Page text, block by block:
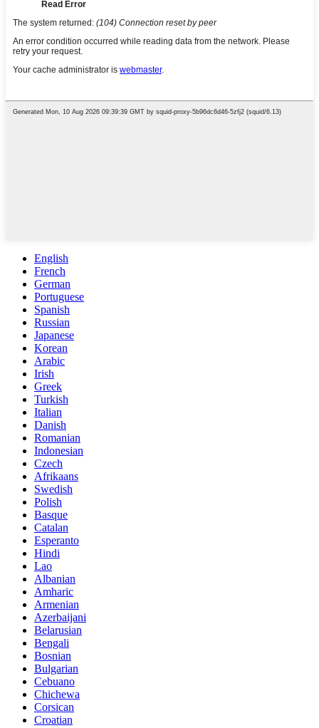
English
French
German
Portuguese
Spanish
Russian
Japanese
Korean
Arabic
Irish
Greek
Turkish
Italian
Danish
Romanian
Indonesian
Czech
Afrikaans
Swedish
Polish
Basque
Catalan
Esperanto
Hindi
Lao
Albanian
Amharic
Armenian
Azerbaijani
Belarusian
Bengali
Bosnian
Bulgarian
Cebuano
Chichewa
Corsican
Croatian